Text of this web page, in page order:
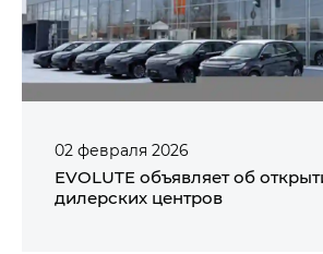
02 февраля 2026
EVOLUTE объявляет об
дилерских центров